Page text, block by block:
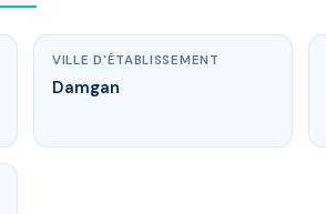
VILLE D'ÉTABLISSEMENT
Damgan